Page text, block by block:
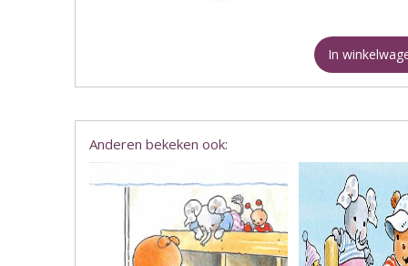
In
Anderen bekeken ook: